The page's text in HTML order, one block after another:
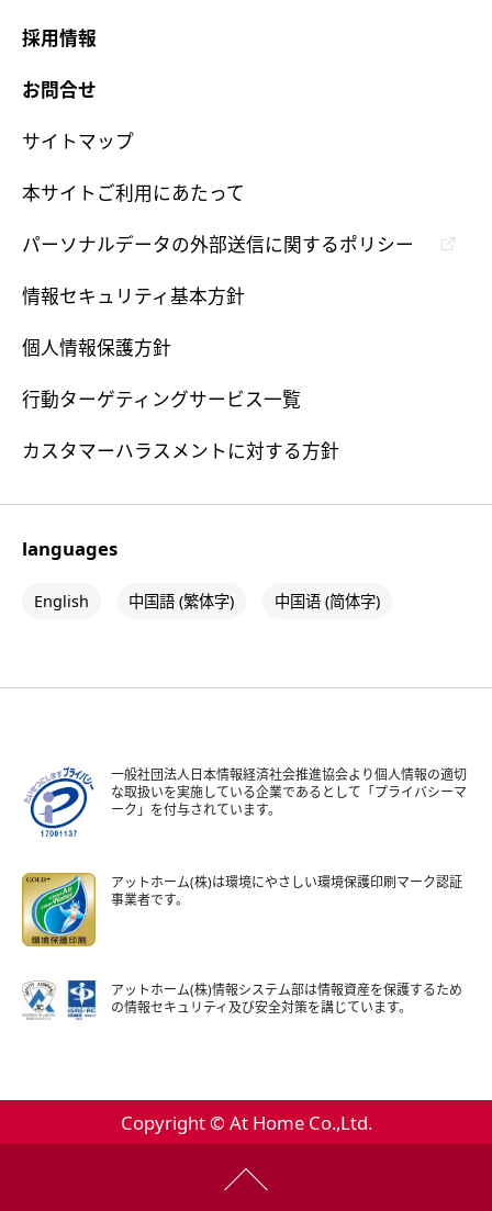
採用情報
お問合せ
サイトマップ
本サイトご利用にあたって
パーソナルデータの外部送信に関するポリシー
情報セキュリティ基本方針
個人情報保護方針
行動ターゲティングサービス一覧
カスタマーハラスメントに対する方針
languages
English 中国語 (繁体字) 中国语 (简体字)
一般社団法人日本情報経済社会推進協会より個人情報の適切
な取扱いを実施している企業であるとして「プライバシーマ
ーク」を付与されています。
アットホーム(株)は環境にやさしい環境保護印刷マーク認証
事業者です。
アットホーム(株)情報システム部は情報資産を保護するため
の情報セキュリティ及び安全対策を講じています。
Copyright © At Home Co.,Ltd.